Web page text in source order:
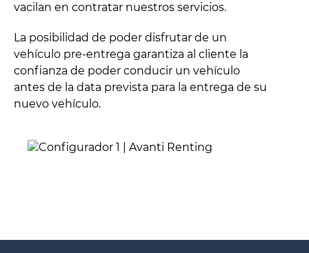
vacilan en contratar nuestros servicios.
La posibilidad de poder disfrutar de un
vehículo pre-entrega garantiza al cliente la
confianza de poder conducir un vehículo
antes de la data prevista para la entrega de su
nuevo vehículo.